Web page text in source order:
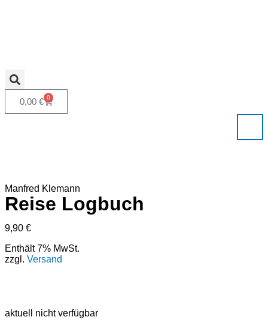
0,00 € 0
Manfred Klemann
Reise Logbuch
9,90 €
Enthält 7% MwSt.
zzgl. Versand
aktuell nicht verfügbar